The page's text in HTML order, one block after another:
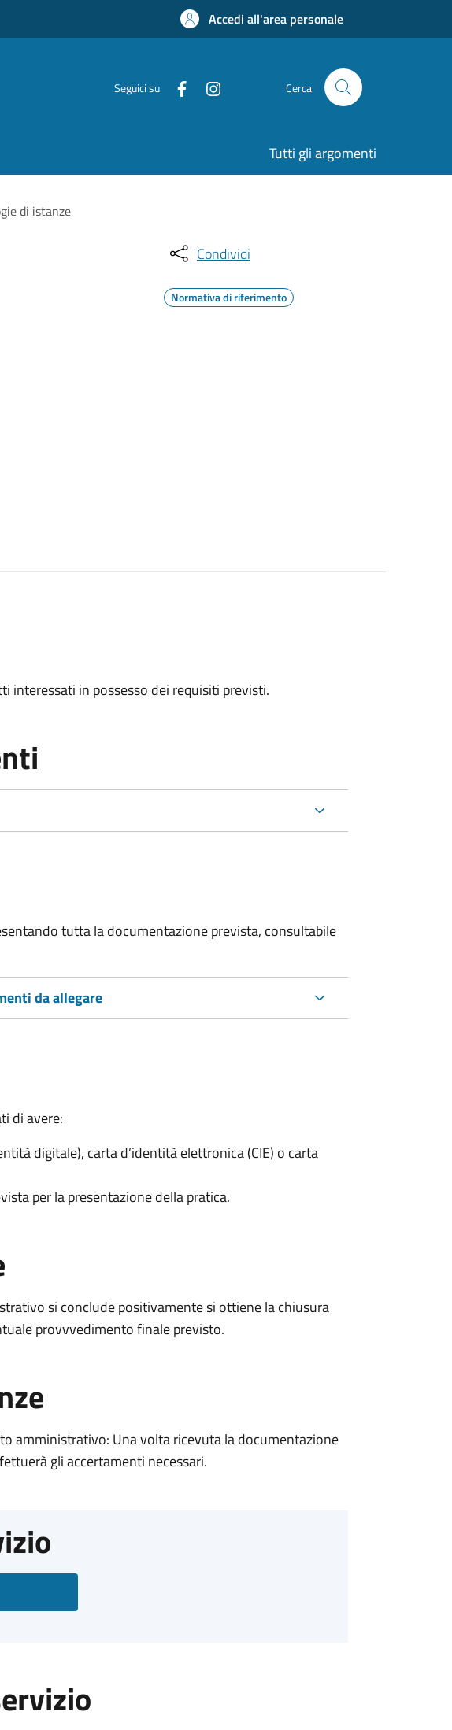
Accedi all'area personale
Seguici su Cerca
Tutti gli argomenti
di istanze
Condividi
Normativa di riferimento
interessati in possesso dei requisiti previsti.
tutta la documentazione prevista, consultabile
da allegare
di avere:
digitale), carta d’identità elettronica (CIE) o carta
per la presentazione della pratica.
si conclude positivamente si ottiene la chiusura
provvvedimento finale previsto.
amministrativo: Una volta ricevuta la documentazione
gli accertamenti necessari.